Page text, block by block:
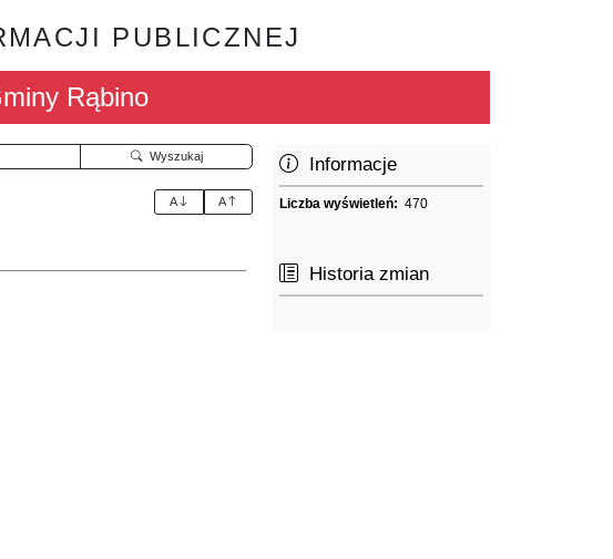
PUBLICZNEJ
Rąbino
Wyszukaj
A A
Informacje
Liczba wyświetleń:470
Historia zmian